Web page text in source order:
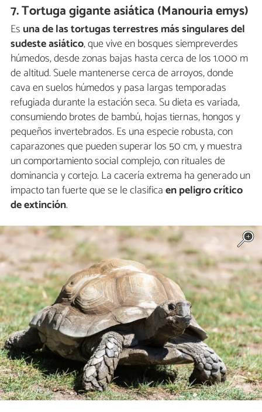
7. Tortuga gigante asiática (Manouria emys)
Es una de las tortugas terrestres más singulares del
sudeste asiático, que vive en bosques siempreverdes
húmedos, desde zonas bajas hasta cerca de los 1.000 m
de altitud. Suele mantenerse cerca de arroyos, donde
cava en suelos húmedos y pasa largas temporadas
refugiada durante la estación seca. Su dieta es variada,
consumiendo brotes de bambú, hojas tiernas, hongos y
pequeños invertebrados. Es una especie robusta, con
caparazones que pueden superar los 50 cm, y muestra
un comportamiento social complejo, con rituales de
dominancia y cortejo. La cacería extrema ha generado un
impacto tan fuerte que se le clasificaen peligro crítico
de extinción.